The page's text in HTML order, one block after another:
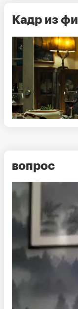
Кадр из
вопрос